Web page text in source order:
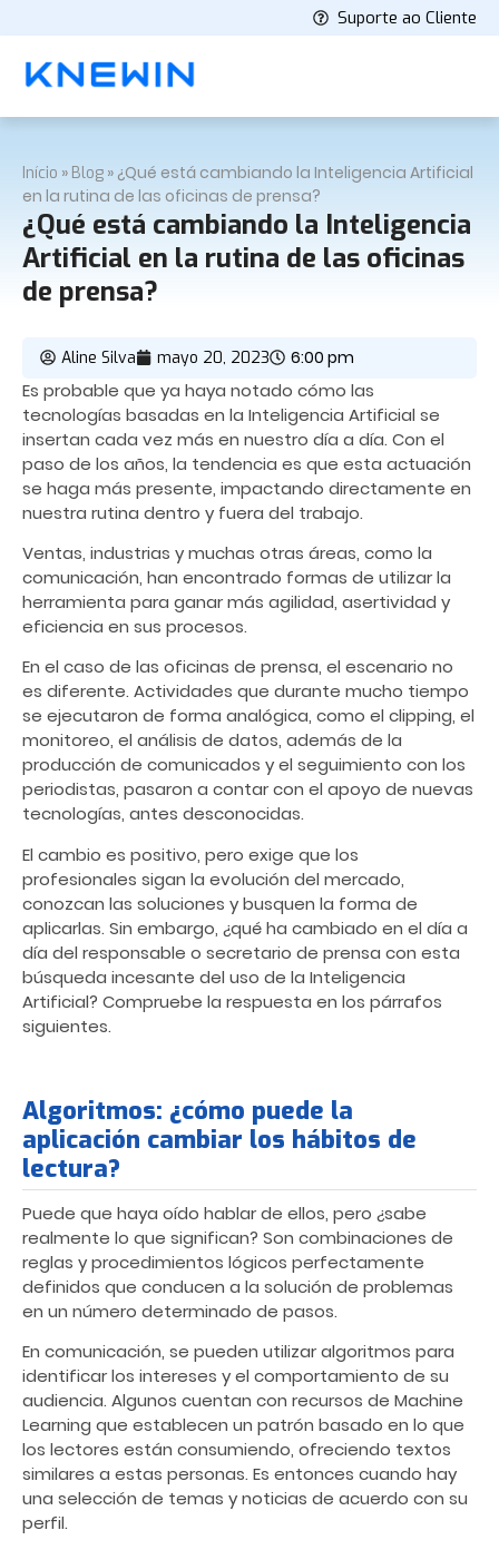
Suporte ao Cliente
Início » Blog » ¿Qué está cambiando la Inteligencia Artificial
en la rutina de las oficinas de prensa?
¿Qué está cambiando la Inteligencia
Artificial en la rutina de las oficinas
de prensa?
Aline Silva mayo 20, 2023 6:00 pm
Es probable que ya haya notado cómo las
tecnologías basadas en la Inteligencia Artificial se
insertan cada vez más en nuestro día a día. Con el
paso de los años, la tendencia es que esta actuación
se haga más presente, impactando directamente en
nuestra rutina dentro y fuera del trabajo.
Ventas, industrias y muchas otras áreas, como la
comunicación, han encontrado formas de utilizar la
herramienta para ganar más agilidad, asertividad y
eficiencia en sus procesos.
En el caso de las oficinas de prensa, el escenario no
es diferente. Actividades que durante mucho tiempo
se ejecutaron de forma analógica, como el clipping, el
monitoreo, el análisis de datos, además de la
producción de comunicados y el seguimiento con los
periodistas, pasaron a contar con el apoyo de nuevas
tecnologías, antes desconocidas.
El cambio es positivo, pero exige que los
profesionales sigan la evolución del mercado,
conozcan las soluciones y busquen la forma de
aplicarlas. Sin embargo, ¿qué ha cambiado en el día a
día del responsable o secretario de prensa con esta
búsqueda incesante del uso de la Inteligencia
Artificial? Compruebe la respuesta en los párrafos
siguientes.
Algoritmos: ¿cómo puede la
aplicación cambiar los hábitos de
lectura?
Puede que haya oído hablar de ellos, pero ¿sabe
realmente lo que significan? Son combinaciones de
reglas y procedimientos lógicos perfectamente
definidos que conducen a la solución de problemas
en un número determinado de pasos.
En comunicación, se pueden utilizar algoritmos para
identificar los intereses y el comportamiento de su
audiencia. Algunos cuentan con recursos de Machine
Learning que establecen un patrón basado en lo que
los lectores están consumiendo, ofreciendo textos
similares a estas personas. Es entonces cuando hay
una selección de temas y noticias de acuerdo con su
perfil.